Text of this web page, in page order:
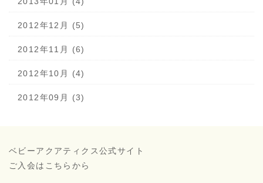
2012年12月 (5)
2012年11月 (6)
2012年10月 (4)
2012年09月 (3)
ベビーアクアティクス公式サイト
ご入会はこちらから